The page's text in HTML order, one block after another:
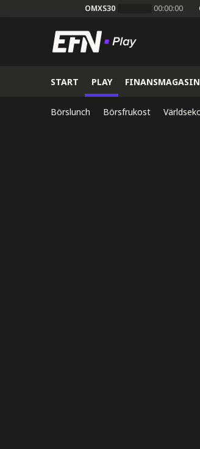
OMXS30 00:00:00
START PLAY
Börslunch Börsfrukost